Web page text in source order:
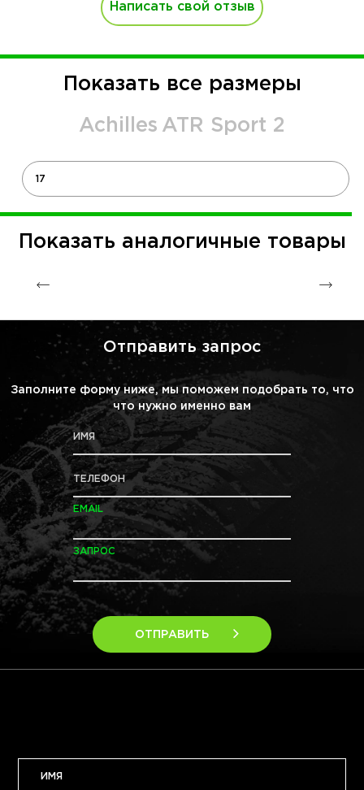
Написать свой отзыв
Показать все размеры
Achilles ATR Sport 2
17
Показать аналогичные товары
Отправить запрос
Заполните форму ниже, мы поможем подобрать то, что
что нужно именно вам
ИМЯ
ТЕЛЕФОН
EMAIL
ЗАПРОС
ОТПРАВИТЬ